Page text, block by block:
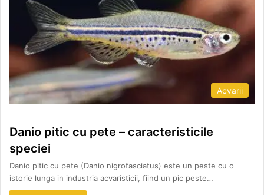
Acvarii
Danio pitic cu pete – caracteristicile
speciei
Danio pitic cu pete (Danio nigrofasciatus) este un peste cu o
istorie lunga in industria acvaristicii, fiind un pic peste…